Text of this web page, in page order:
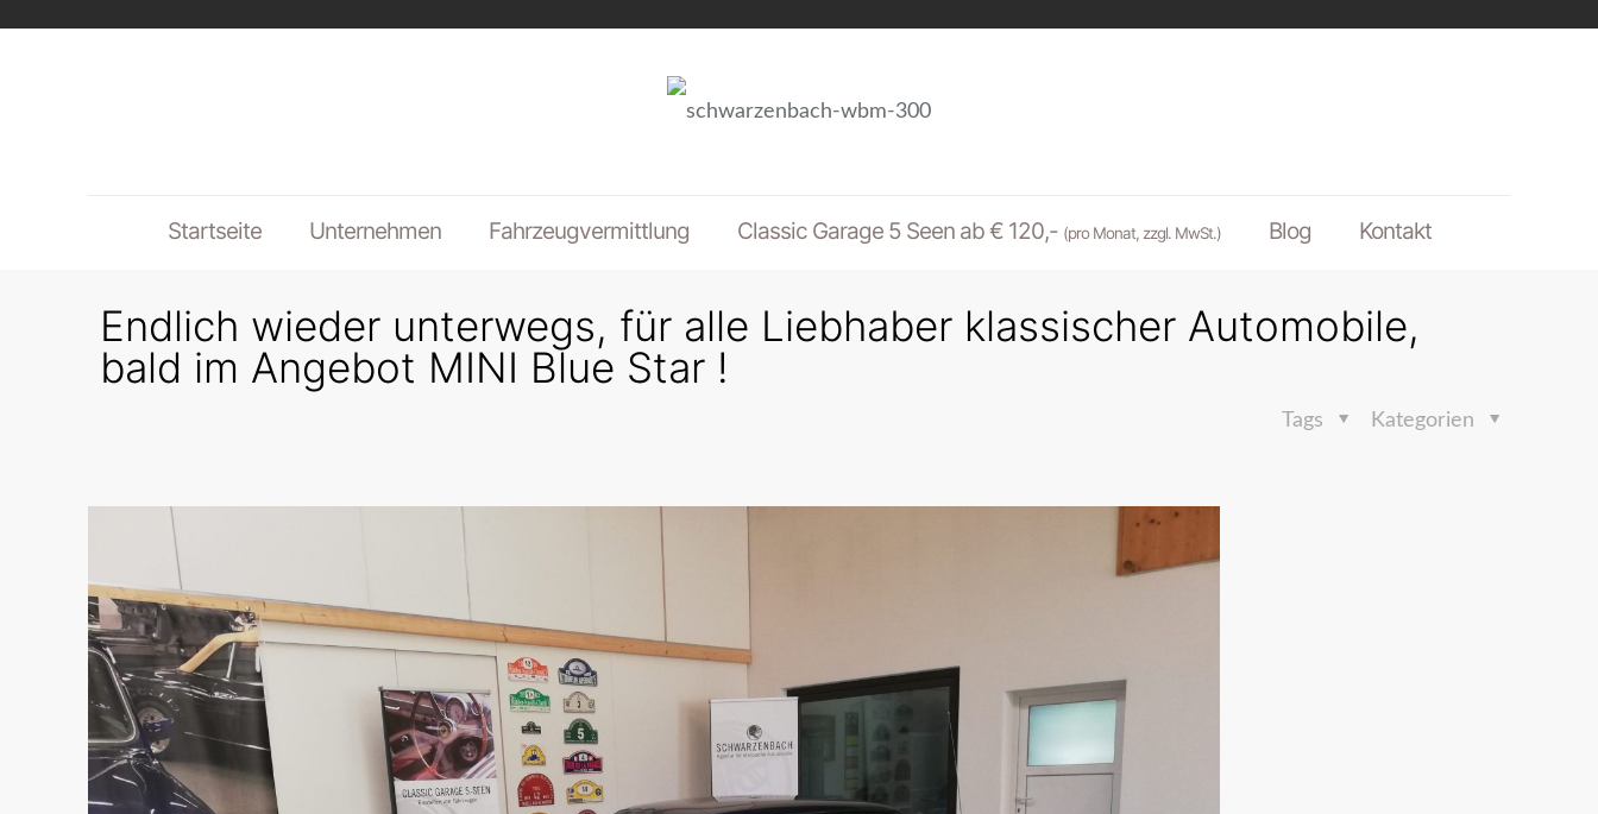
Startseite Unternehmen Fahrzeugvermittlung Classic Garage 5 Seen ab € 120,- (pro Monat, zzgl. MwSt.) Blog Kontakt
Endlich wieder unterwegs, für alle Liebhaber klassischer Automobile,
bald im Angebot MINI Blue Star !
Kategorien
Tags